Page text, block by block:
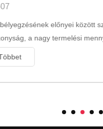
munkadarabból
felhasználásával. Ez az
anyagokból.